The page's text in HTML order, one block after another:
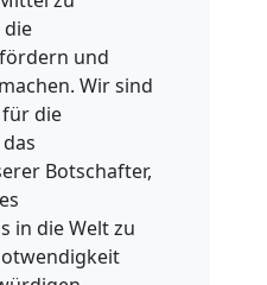
die
und
Wir sind
die
Botschafter,
in die Welt zu